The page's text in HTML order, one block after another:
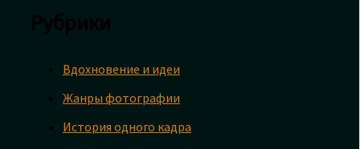
Вдохновение и идеи
Жанры фотографии
История одного кадра